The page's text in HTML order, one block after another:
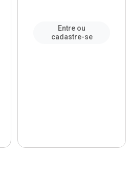
Entre ou
cadastre-se